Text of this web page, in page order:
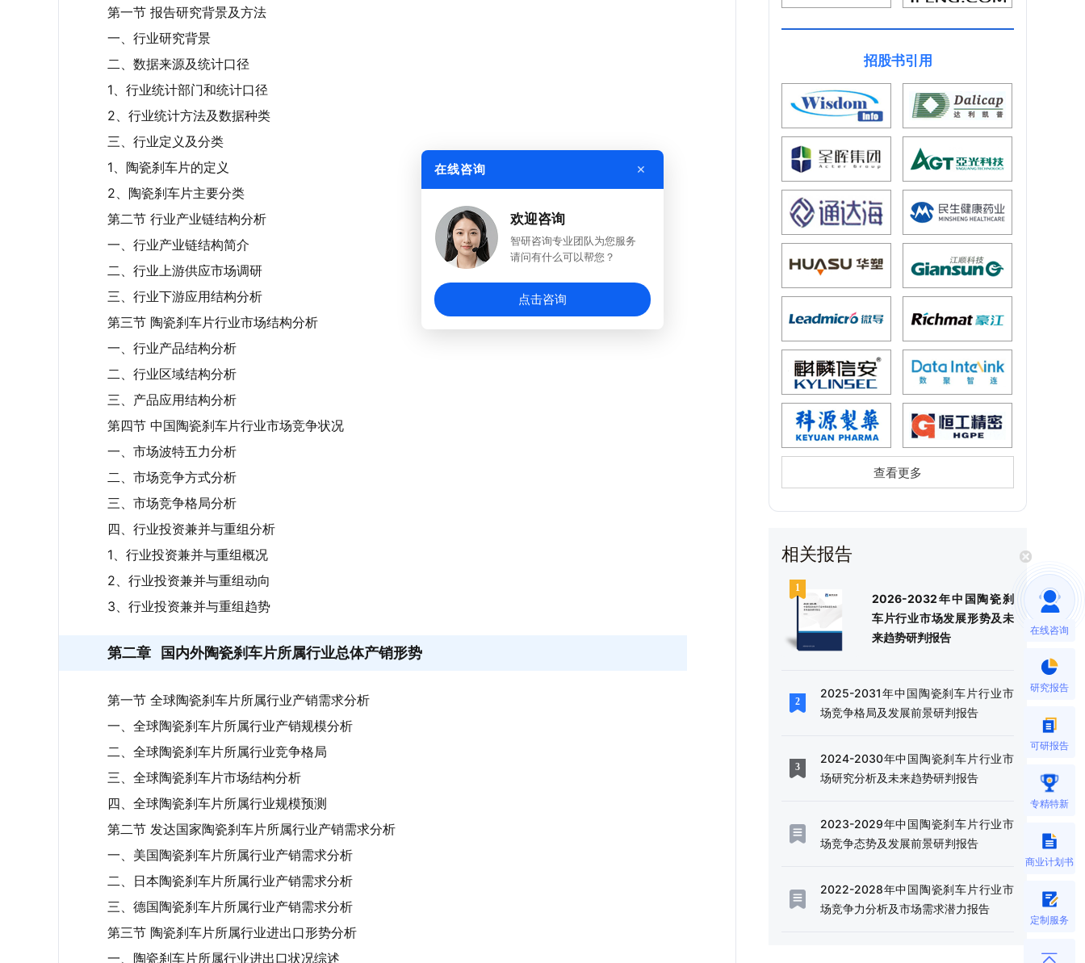
第一节 报告研究背景及方法
一、行业研究背景
二、数据来源及统计口径
1、行业统计部门和统计口径
2、行业统计方法及数据种类
三、行业定义及分类
1、陶瓷刹车片的定义
2、陶瓷刹车片主要分类
第二节 行业产业链结构分析
一、行业产业链结构简介
二、行业上游供应市场调研
三、行业下游应用结构分析
第三节 陶瓷刹车片行业市场结构分析
一、行业产品结构分析
二、行业区域结构分析
三、产品应用结构分析
第四节 中国陶瓷刹车片行业市场竞争状况
一、市场波特五力分析
二、市场竞争方式分析
三、市场竞争格局分析
四、行业投资兼并与重组分析
1、行业投资兼并与重组概况
2、行业投资兼并与重组动向
3、行业投资兼并与重组趋势
第二章 国内外陶瓷刹车片所属行业总体产销形势
第一节 全球陶瓷刹车片所属行业产销需求分析
一、全球陶瓷刹车片所属行业产销规模分析
二、全球陶瓷刹车片所属行业竞争格局
三、全球陶瓷刹车片市场结构分析
四、全球陶瓷刹车片所属行业规模预测
第二节 发达国家陶瓷刹车片所属行业产销需求分析
一、美国陶瓷刹车片所属行业产销需求分析
二、日本陶瓷刹车片所属行业产销需求分析
三、德国陶瓷刹车片所属行业产销需求分析
第三节 陶瓷刹车片所属行业进出口形势分析
一、陶瓷刹车片所属行业进出口状况综述
招股书引用
查看更多
相关报告
2026-2032年中国陶瓷刹
车片行业市场发展形势及未
来趋势研判报告
2025-2031年中国陶瓷刹车片行业市
场竞争格局及发展前景研判报告
2024-2030年中国陶瓷刹车片行业市
场研究分析及未来趋势研判报告
2023-2029年中国陶瓷刹车片行业市
场竞争态势及发展前景研判报告
2022-2028年中国陶瓷刹车片行业市
场竞争力分析及市场需求潜力报告
在线咨询
研究报告
可研报告
专精特新
商业计划书
定制服务
在线咨询 ×
欢迎咨询
智研咨询专业团队为您服务
请问有什么可以帮您？
点击咨询